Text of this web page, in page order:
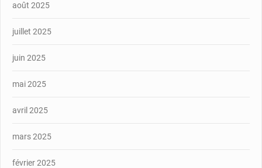
août 2025
juillet 2025
juin 2025
mai 2025
avril 2025
mars 2025
février 2025